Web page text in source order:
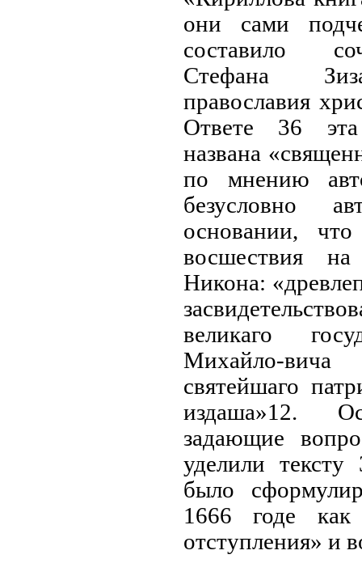
они сами
составило
Стефана
православия
Ответе 36 эта
названа
по мнению
безусловно
основании,
восшествия
Никона:
великаго
Михайло-
святейшаго
издаша»12.
задающие
уделили
было
1666 годе как
отступления» и